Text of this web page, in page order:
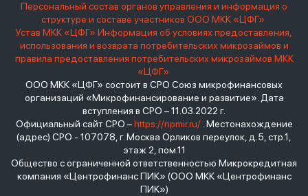
Персональный состав органов управления и информация о
структуре и составе участников ООО МКК «ЦФГ»
Устав МКК «ЦФГ» Информация об условиях предоставления,
использования и возврата потребительских микрозаймов и
правила предоставления потребительских микрозаймов МКК
«ЦФГ»
ООО МКК «ЦФГ» состоит в СРО Союз микрофинансовых
организаций «Микрофинансирование и развитие». Дата
вступления в СРО – 11.03.2022 г.
Официальный сайт СРО –https://npmir.ru/. Местонахождение
(адрес) СРО - 107078, г. Москва Орликов переулок, д.5, стр.1,
этаж 2, пом.11
Общество с ограниченной ответственностью Микрокредитная
компания «Центрофинанс ПИК» (ООО МКК «Центрофинанс
ПИК»)